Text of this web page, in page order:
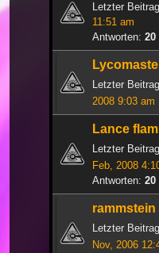
Letzter
11:51 am
Antworten: 20
Letzter
2008 9:03 am
Lance
Letzter
Feb, 2008
Antworten: 20
rammstein
Letzter
Nov, 2006